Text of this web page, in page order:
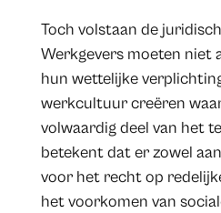
Toch volstaan de
Werkgevers moeten niet
hun wettelijke
werkcultuur creëren
volwaardig deel van het
betekent dat er zowel
voor het recht op
het voorkomen van